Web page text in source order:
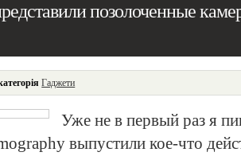
позолоченные
Гаджети
Уже не в первый раз я
выпустили кое-что